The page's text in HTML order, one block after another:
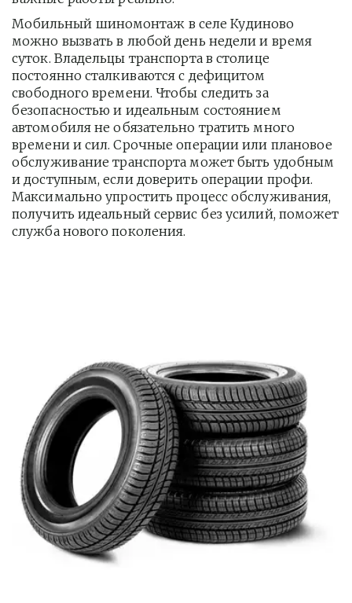
Мобильный шиномонтаж в селе Кудиново
можно вызвать в любой день недели и время
суток. Владельцы транспорта в столице
постоянно сталкиваются с дефицитом
свободного времени. Чтобы следить за
безопасностью и идеальным состоянием
автомобиля не обязательно тратить много
времени и сил. Срочные операции или плановое
обслуживание транспорта может быть удобным
и доступным, если доверить операции профи.
Максимально упростить процесс обслуживания,
получить идеальный сервис без усилий, поможет
служба нового поколения.